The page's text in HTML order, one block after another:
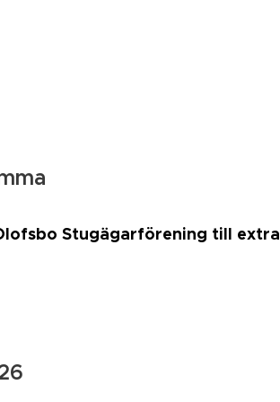
Stugägarförening till extra